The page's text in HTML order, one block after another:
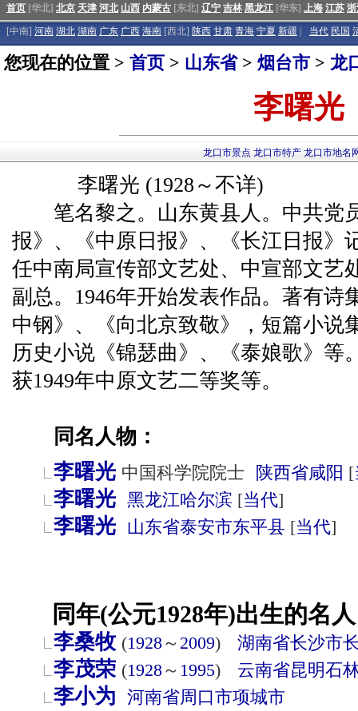
首页 [华北] 北京 天津 河北 山西 内蒙古 [东北] 辽宁 吉林 黑龙江 [华东] 上海 江苏
[中南] 河南 湖北 湖南 广东 广西 海南 [西北] 陕西 甘肃 青海 宁夏 新疆 当代 民国
您现在的位置 > 首页 > 山东省> 烟台市 > 龙
李曙光
龙口市景点 龙口市特产 龙口市地名
李曙光 (1928～不详)
笔名黎之。山东黄县人。中共党
报》、《中原日报》、《长江日报》
任中南局宣传部文艺处、中宣部文艺
副总。1946年开始发表作品。著有诗
中钢》、《向北京致敬》，短篇小说
历史小说《锦瑟曲》、《泰娘歌》等
获1949年中原文艺二等奖等。
同名人物：
李曙光 中国科学院院士 陕西省咸阳 [
李曙光 黑龙江哈尔滨 [当代]
李曙光 山东省泰安市东平县 [当代]
同年(公元1928年)出生的名
李桑牧 (1928～ 2009) 湖南省长沙市
李茂荣 (1928～ 1995) 云南省昆明石
李小为 河南省周口市项城市